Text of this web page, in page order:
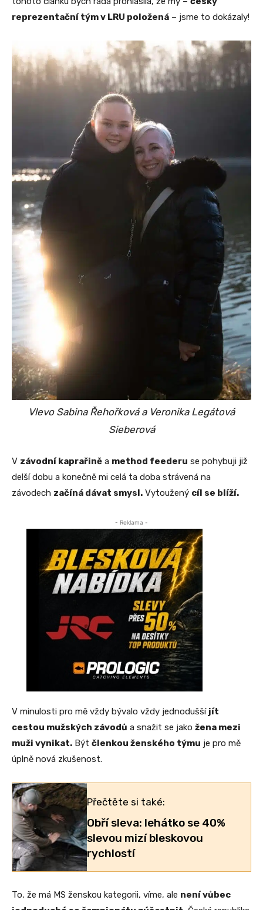
reprezentační tým v LRU položená – jsme to dokázaly!
Vlevo Sabina Řehořková a Veronika Legátová
Sieberová
V závodní kaprařině a method feederu se pohybuji již
delší dobu a konečně mi celá ta doba strávená na
závodech začíná dávat smysl. Vytoužený cíl se blíží.
- Reklama -
V minulosti pro mě vždy bývalo vždy jednodušší jít
cestou mužských závodů a snažit se jako žena mezi
muži vynikat. Být členkou ženského týmu je pro mě
úplně nová zkušenost.
Přečtěte si také:
Obří sleva: lehátko se 40%
slevou mizí bleskovou
rychlostí
To, že má MS ženskou kategorii, víme, ale není vůbec